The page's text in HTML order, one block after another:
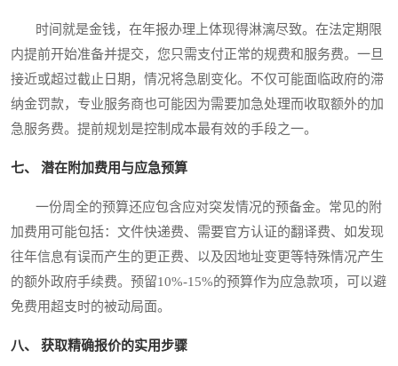
时间就是金钱，在年报办理上体现得淋漓尽致。在法定期限
内提前开始准备并提交，您只需支付正常的规费和服务费。一旦
接近或超过截止日期，情况将急剧变化。不仅可能面临政府的滞
纳金罚款，专业服务商也可能因为需要加急处理而收取额外的加
急服务费。提前规划是控制成本最有效的手段之一。
七、 潜在附加费用与应急预算
一份周全的预算还应包含应对突发情况的预备金。常见的附
加费用可能包括：文件快递费、需要官方认证的翻译费、如发现
往年信息有误而产生的更正费、以及因地址变更等特殊情况产生
的额外政府手续费。预留10%-15%的预算作为应急款项，可以避
免费用超支时的被动局面。
八、 获取精确报价的实用步骤